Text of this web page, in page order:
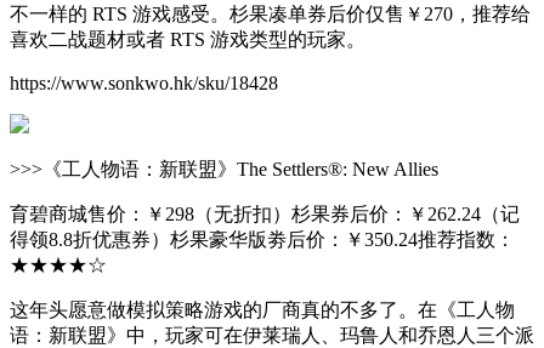
不一样的 RTS 游戏感受。杉果凑单券后价仅售￥270，推荐给
喜欢二战题材或者 RTS 游戏类型的玩家。
https://www.sonkwo.hk/sku/18428
>>>《工人物语：新联盟》The Settlers®: New Allies
育碧商城售价：￥298（无折扣）杉果券后价：￥262.24（记
得领8.8折优惠券）杉果豪华版劵后价：￥350.24推荐指数：
★★★★☆
这年头愿意做模拟策略游戏的厂商真的不多了。在《工人物
语：新联盟》中，玩家可在伊莱瑞人、玛鲁人和乔恩人三个派